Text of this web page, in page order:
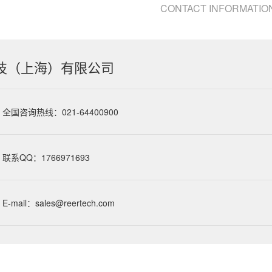
CONTACT
（上海）有限公司
全国咨询热线：021-64400900
联系QQ：1766971693
E-mail：sales@reertech.com